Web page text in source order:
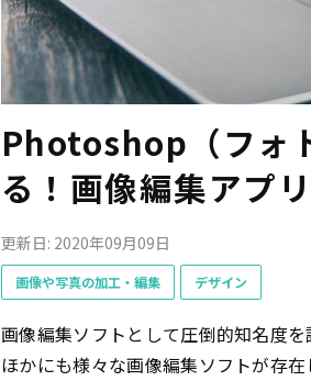
Photoshop（フォ
る！画像編集アプ
更新日: 2020年09月09日
画像や写真の加工・編集 デザイン
画像編集ソフトとして圧倒的知名度を
ほかにも様々な画像編集ソフトが存